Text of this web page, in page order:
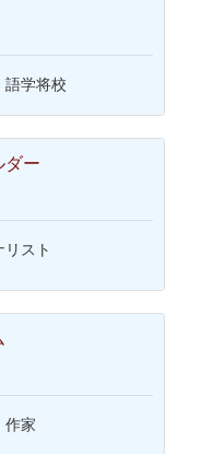
語学将校
ダー
スト
作家